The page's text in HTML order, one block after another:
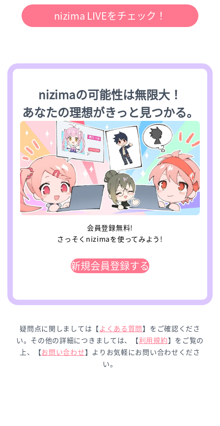
nizima LIVEをチェック！
nizimaの可能性は無限大！
あなたの理想がきっと見つかる。
会員登録無料!
さっそくnizimaを使ってみよう!
新規会員登録する
疑問点に関しましては【よくある質問】をご確認くださ
い。その他の詳細につきましては、【利用規約】をご覧の
上、【お問い合わせ】よりお気軽にお問い合わせくださ
い。